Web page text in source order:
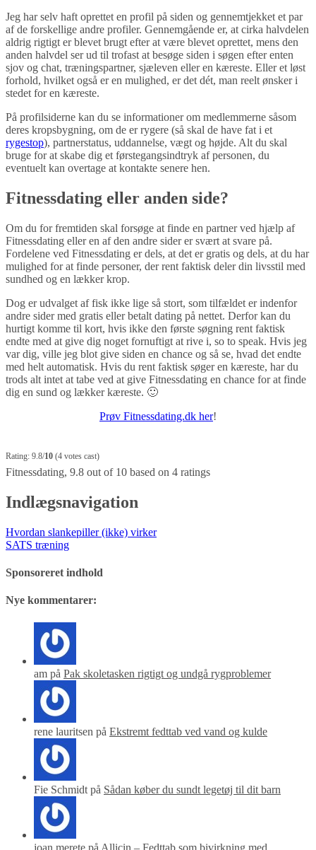
Jeg har selv haft oprettet en profil på siden og gennemtjekket et par
af de forskellige andre profiler. Gennemgående er, at cirka halvdelen
aldrig rigtigt er blevet brugt efter at være blevet oprettet, mens den
anden halvdel ser ud til trofast at besøge siden i søgen efter enten
sjov og chat, træningspartner, sjæleven eller en kæreste. Eller et løst
forhold, hvilket også er en mulighed, er det dét, man reelt ønsker i
stedet for en kæreste.
På profilsiderne kan du se informationer om medlemmerne såsom
deres kropsbygning, om de er rygere (så skal de have fat i et
rygestop), partnerstatus, uddannelse, vægt og højde. Alt du skal
bruge for at skabe dig et førstegangsindtryk af personen, du
eventuelt kan overtage at kontakte senere hen.
Fitnessdating eller anden side?
Om du for fremtiden skal forsøge at finde en partner ved hjælp af
Fitnessdating eller en af den andre sider er svært at svare på.
Fordelene ved Fitnessdating er dels, at det er gratis og dels, at du har
mulighed for at finde personer, der rent faktisk deler din livsstil med
sundhed og en lækker krop.
Dog er udvalget af fisk ikke lige så stort, som tilfældet er indenfor
andre sider med gratis eller betalt dating på nettet. Derfor kan du
hurtigt komme til kort, hvis ikke den første søgning rent faktisk
endte med at give dig noget fornuftigt at rive i, so to speak. Hvis jeg
var dig, ville jeg blot give siden en chance og så se, hvad det endte
med helt automatisk. Hvis du rent faktisk søger en kæreste, har du
trods alt intet at tabe ved at give Fitnessdating en chance for at finde
dig en sund og lækker kæreste. 🙂
Prøv Fitnessdating.dk her!
Rating: 9.8/10 (4 votes cast)
Fitnessdating, 9.8 out of 10 based on 4 ratings
Indlægsnavigation
Hvordan slankepiller (ikke) virker
SATS træning
Sponsoreret indhold
Nye kommentarer:
am på Pak skoletasken rigtigt og undgå rygproblemer
rene lauritsen på Ekstremt fedttab ved vand og kulde
Fie Schmidt på Sådan køber du sundt legetøj til dit barn
joan merete på Allicin – Fedttab som bivirkning med